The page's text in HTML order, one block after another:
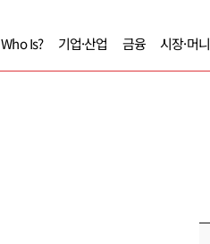
Who Is? 기업·산업 금융 시장·머니